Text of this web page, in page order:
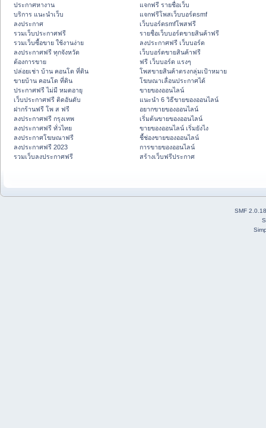
ประกาศหางาน
บริการ แนะนำเว็บ
ลงประกาศ
รวมเว็บประกาศฟรี
รวมเว็บซื้อขาย ใช้งานง่าย
ลงประกาศฟรี ทุกจังหวัด
ต้องการขาย
ปล่อยเช่า บ้าน คอนโด ที่ดิน
ขายบ้าน คอนโด ที่ดิน
ประกาศฟรี ไม่มี หมดอายุ
เว็บประกาศฟรี ติดอันดับ
ฝากร้านฟรี โพ ส ฟรี
ลงประกาศฟรี กรุงเทพ
ลงประกาศฟรี ทั่วไทย
ลงประกาศโฆษณาฟรี
ลงประกาศฟรี 2023
รวมเว็บลงประกาศฟรี
แจกฟรี รายชื่อเว็บ
แจกฟรีโพสเว็บบอร์ดsmf
เว็บบอร์ดsmfโพสฟรี
รายชื่อเว็บบอร์ดขายสินค้าฟรี
ลงประกาศฟรี เว็บบอร์ด
เว็บบอร์ดขายสินค้าฟรี
ฟรี เว็บบอร์ด แรงๆ
โพสขายสินค้าตรงกลุ่มเป้าหมาย
โฆษณาเลื่อนประกาศได้
ขายของออนไลน์
แนะนำ 6 วิธีขายของออนไลน์
อยากขายของออนไลน์
เริ่มต้นขายของออนไลน์
ขายของออนไลน์ เริ่มยังไง
ชี้ช่องขายของออนไลน์
การขายของออนไลน์
สร้างเว็บฟรีประกาศ
SMF 2.0.18